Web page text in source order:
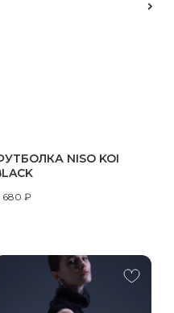
NISO KOI
680 ₽